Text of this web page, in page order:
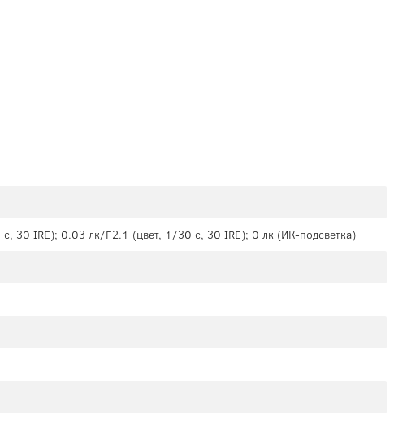
30 IRE); 0.03 лк/F2.1 (цвет, 1/30 c, 30 IRE); 0 лк (ИК-подсветка)